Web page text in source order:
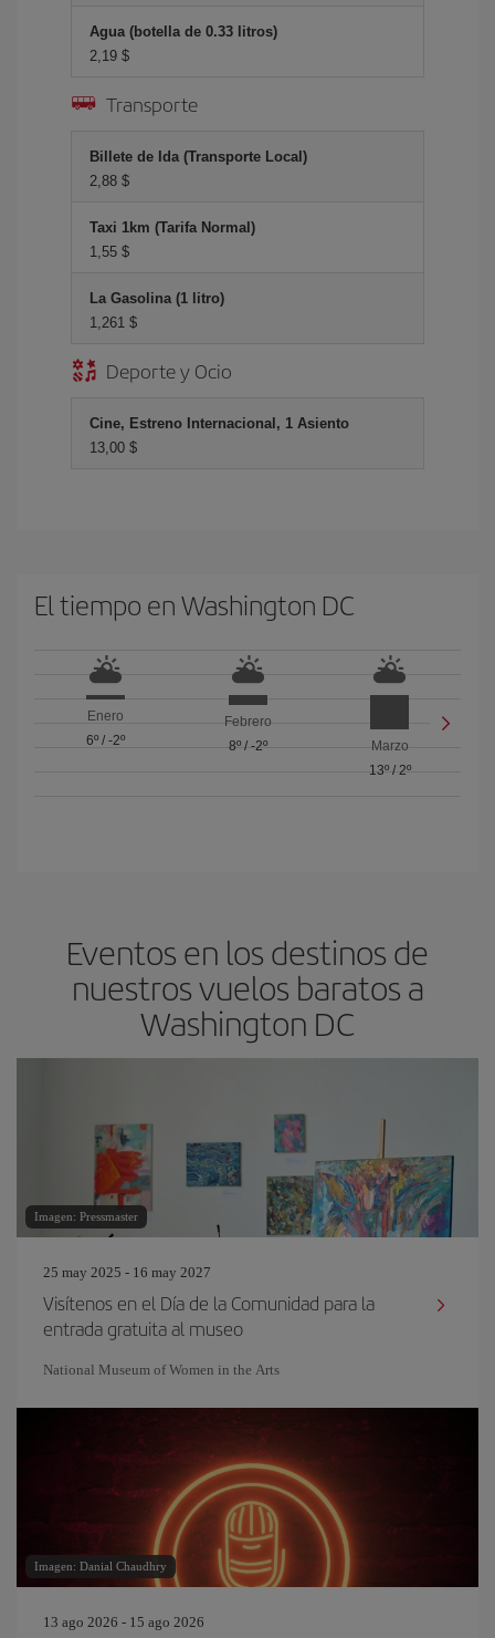
Agua (botella de 0.33 litros)
2,19 $
Transporte
Billete de Ida (Transporte Local)
2,88 $
Taxi 1km (Tarifa Normal)
1,55 $
La Gasolina (1 litro)
1,261 $
Deporte y Ocio
Cine, Estreno Internacional, 1 Asiento
13,00 $
El tiempo en Washington DC
Enero
6º/ -2º
Febrero
8º/ -2º
Marzo
13º/ 2º
Eventos en los destinos de
nuestros vuelos baratos a
Washington DC
Imagen: Pressmaster
25 may 2025 - 16 may 2027
Visítenos en el Día de la Comunidad para la
entrada gratuita al museo
National Museum of Women in the Arts
Imagen: Danial Chaudhry
13 ago 2026 - 15 ago 2026